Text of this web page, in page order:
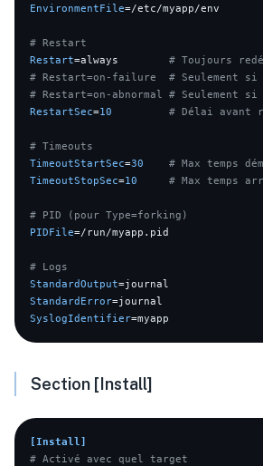
EnvironmentFile=/etc/myapp/env
# Restart
Restart=always # Toujours
# Restart=on-failure  # Seulement si
# Restart=on-abnormal # Seulement si
RestartSec=10 # Délai avant
# Timeouts
TimeoutStartSec=30
# Max temps
TimeoutStopSec=10 # Max temps
# PID (pour Type=forking)
PIDFile=/run/myapp.pid
# Logs
StandardOutput
StandardError
SyslogIdentifier
Section [Install]
[Install]
# Activé avec quel target